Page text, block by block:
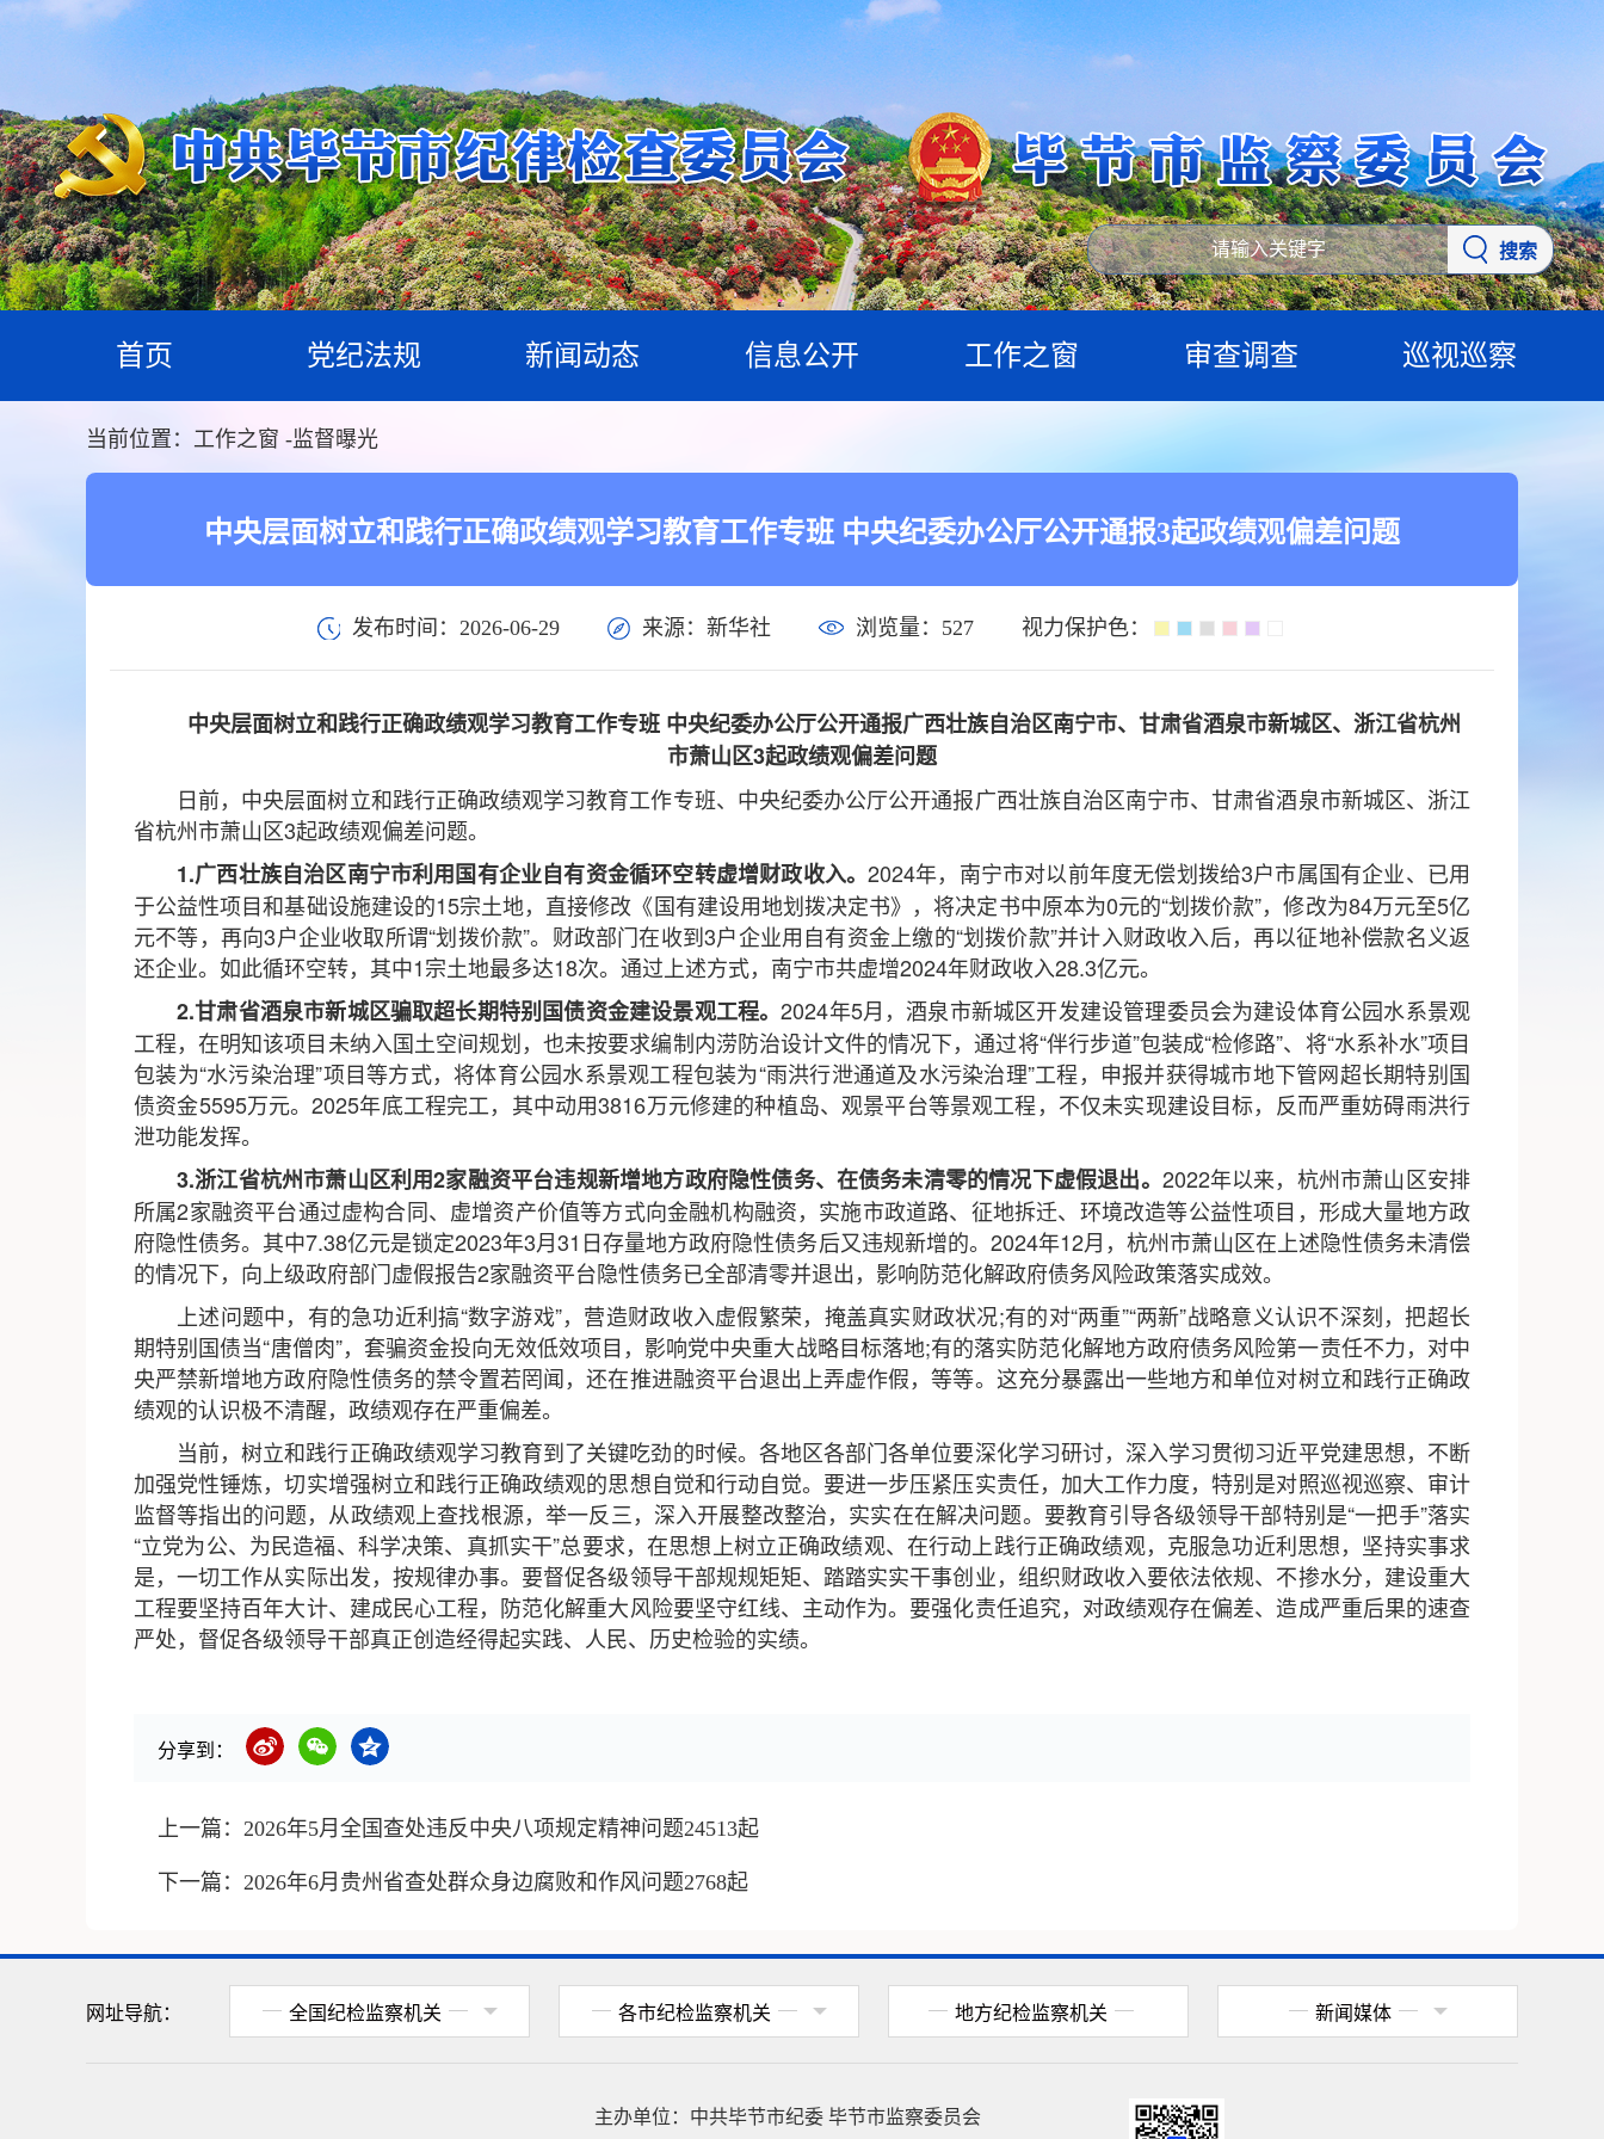
搜索
首页 党纪法规 新闻动态 信息公开 工作之窗 审查调查 巡视巡察
当前位置： 工作之窗 -监督曝光
中央层面树立和践行正确政绩观学习教育工作专班 中央纪委办公厅公开通报3起政绩观偏差问题
发布时间：2026-06-29 来源：新华社 浏览量： 527 视力保护色：
中央层面树立和践行正确政绩观学习教育工作专班 中央纪委办公厅公开通报广西壮族自治区南宁市、甘肃省酒泉市新城区、浙江省杭州
市萧山区3起政绩观偏差问题
日前，中央层面树立和践行正确政绩观学习教育工作专班、中央纪委办公厅公开通报广西壮族自治区南宁市、甘肃省酒泉市新城区、浙江
省杭州市萧山区3起政绩观偏差问题。
1.广西壮族自治区南宁市利用国有企业自有资金循环空转虚增财政收入。2024年，南宁市对以前年度无偿划拨给3户市属国有企业、已用
于公益性项目和基础设施建设的15宗土地，直接修改《国有建设用地划拨决定书》，将决定书中原本为0元的“划拨价款”，修改为84万元至5亿
元不等，再向3户企业收取所谓“划拨价款”。财政部门在收到3户企业用自有资金上缴的“划拨价款”并计入财政收入后，再以征地补偿款名义返
还企业。如此循环空转，其中1宗土地最多达18次。通过上述方式，南宁市共虚增2024年财政收入28.3亿元。
2.甘肃省酒泉市新城区骗取超长期特别国债资金建设景观工程。2024年5月，酒泉市新城区开发建设管理委员会为建设体育公园水系景观
工程，在明知该项目未纳入国土空间规划，也未按要求编制内涝防治设计文件的情况下，通过将“伴行步道”包装成“检修路”、将“水系补水”项目
包装为“水污染治理”项目等方式，将体育公园水系景观工程包装为“雨洪行泄通道及水污染治理”工程，申报并获得城市地下管网超长期特别国
债资金5595万元。2025年底工程完工，其中动用3816万元修建的种植岛、观景平台等景观工程，不仅未实现建设目标，反而严重妨碍雨洪行
泄功能发挥。
3.浙江省杭州市萧山区利用2家融资平台违规新增地方政府隐性债务、在债务未清零的情况下虚假退出。 2022年以来，杭州市萧山区安排
所属2家融资平台通过虚构合同、虚增资产价值等方式向金融机构融资，实施市政道路、征地拆迁、环境改造等公益性项目，形成大量地方政
府隐性债务。其中7.38亿元是锁定2023年3月31日存量地方政府隐性债务后又违规新增的。2024年12月，杭州市萧山区在上述隐性债务未清偿
的情况下，向上级政府部门虚假报告2家融资平台隐性债务已全部清零并退出，影响防范化解政府债务风险政策落实成效。
上述问题中，有的急功近利搞“数字游戏”，营造财政收入虚假繁荣，掩盖真实财政状况;有的对“两重”“两新”战略意义认识不深刻，把超长
期特别国债当“唐僧肉”，套骗资金投向无效低效项目，影响党中央重大战略目标落地;有的落实防范化解地方政府债务风险第一责任不力，对中
央严禁新增地方政府隐性债务的禁令置若罔闻，还在推进融资平台退出上弄虚作假，等等。这充分暴露出一些地方和单位对树立和践行正确政
绩观的认识极不清醒，政绩观存在严重偏差。
当前，树立和践行正确政绩观学习教育到了关键吃劲的时候。各地区各部门各单位要深化学习研讨，深入学习贯彻习近平党建思想，不断
加强党性锤炼，切实增强树立和践行正确政绩观的思想自觉和行动自觉。要进一步压紧压实责任，加大工作力度，特别是对照巡视巡察、审计
监督等指出的问题，从政绩观上查找根源，举一反三，深入开展整改整治，实实在在解决问题。要教育引导各级领导干部特别是“一把手”落实
“立党为公、为民造福、科学决策、真抓实干”总要求，在思想上树立正确政绩观、在行动上践行正确政绩观，克服急功近利思想，坚持实事求
是，一切工作从实际出发，按规律办事。要督促各级领导干部规规矩矩、踏踏实实干事创业，组织财政收入要依法依规、不掺水分，建设重大
工程要坚持百年大计、建成民心工程，防范化解重大风险要坚守红线、主动作为。要强化责任追究，对政绩观存在偏差、造成严重后果的速查
严处，督促各级领导干部真正创造经得起实践、人民、历史检验的实绩。
分享到：
上一篇： 2026年5月全国查处违反中央八项规定精神问题24513起
下一篇： 2026年6月贵州省查处群众身边腐败和作风问题2768起
网址导航： 全国纪检监察机关 各市纪检监察机关 地方纪检监察机关 新闻媒体
主办单位： 中共毕节市纪委 毕节市监察委员会